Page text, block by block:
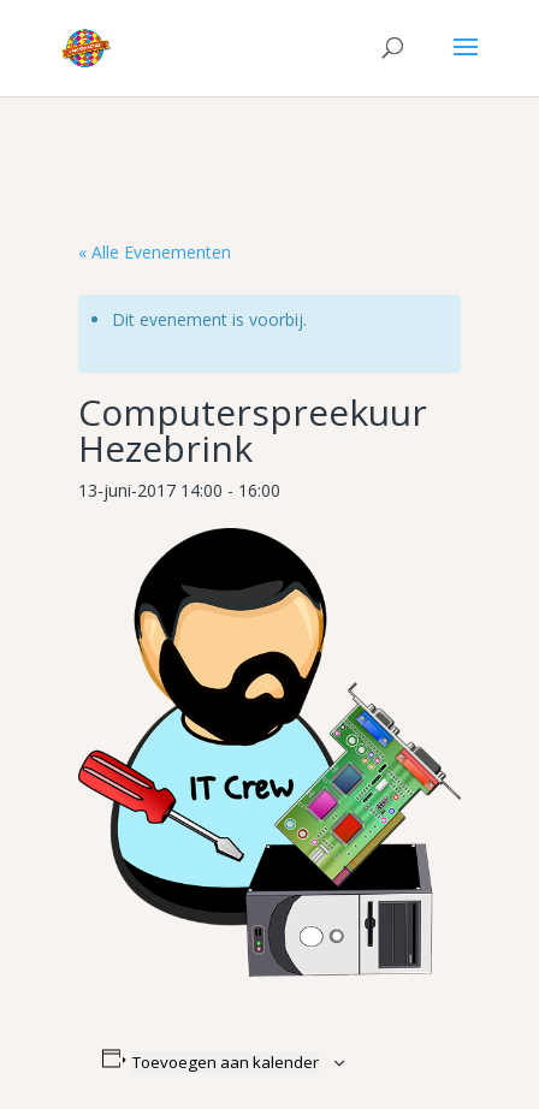
« Alle Evenementen
Dit evenement is voorbij.
Computerspreekuur
Hezebrink
13-juni-2017 14:00 - 16:00
Toevoegen aan kalender